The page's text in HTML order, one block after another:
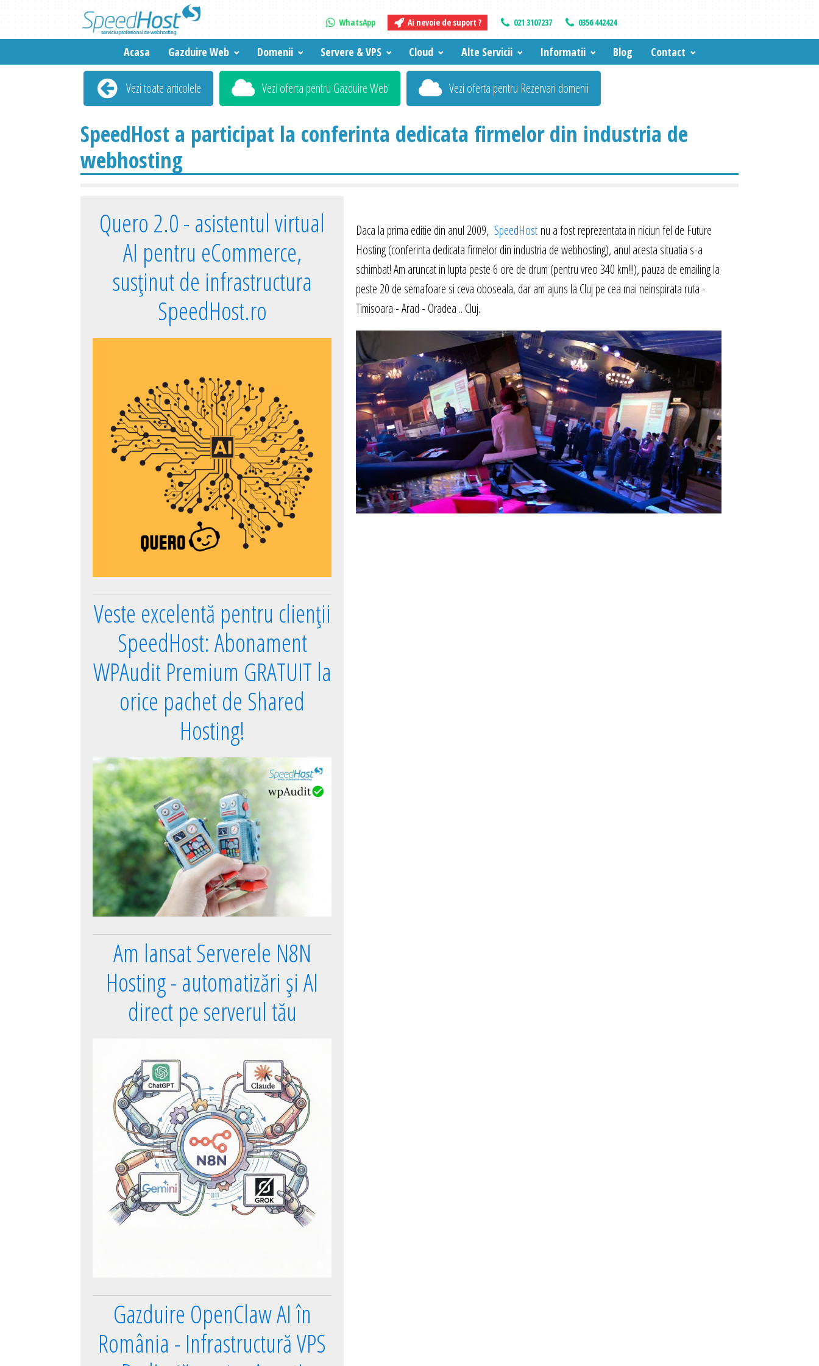
WhatsApp Ai nevoie de suport ? 021 3107237 0356 442424
Acasa Gazduire Web Domenii Servere & VPS Cloud Alte Servicii Informatii Blog Contact
Vezi toate articolele Vezi oferta pentru Gazduire Web Vezi oferta pentru Rezervari domenii
SpeedHost a participat la conferinta dedicata firmelor din industria de
webhosting
Quero 2.0 - asistentul virtual
AI pentru eCommerce,
susținut de infrastructura
SpeedHost.ro
Veste excelentă pentru clienții
SpeedHost: Abonament
WPAudit Premium GRATUIT la
orice pachet de Shared
Hosting!
Am lansat Serverele N8N
Hosting - automatizări și AI
direct pe serverul tău
Gazduire OpenClaw AI în
România - Infrastructură VPS
Daca la prima editie din anul 2009, SpeedHost nu a fost reprezentata in niciun fel de Future
Hosting (conferinta dedicata firmelor din industria de webhosting), anul acesta situatia s-a
schimbat! Am aruncat in lupta peste 6 ore de drum (pentru vreo 340 km!!!), pauza de emailing la
peste 20 de semafoare si ceva oboseala, dar am ajuns la Cluj pe cea mai neinspirata ruta -
Timisoara - Arad - Oradea .. Cluj.